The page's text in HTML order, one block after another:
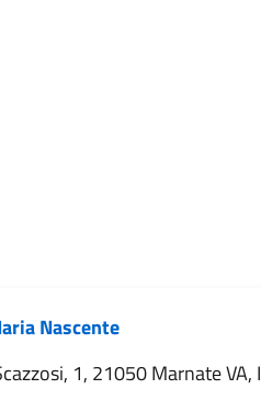
Nascente
1, 21050 Marnate VA,